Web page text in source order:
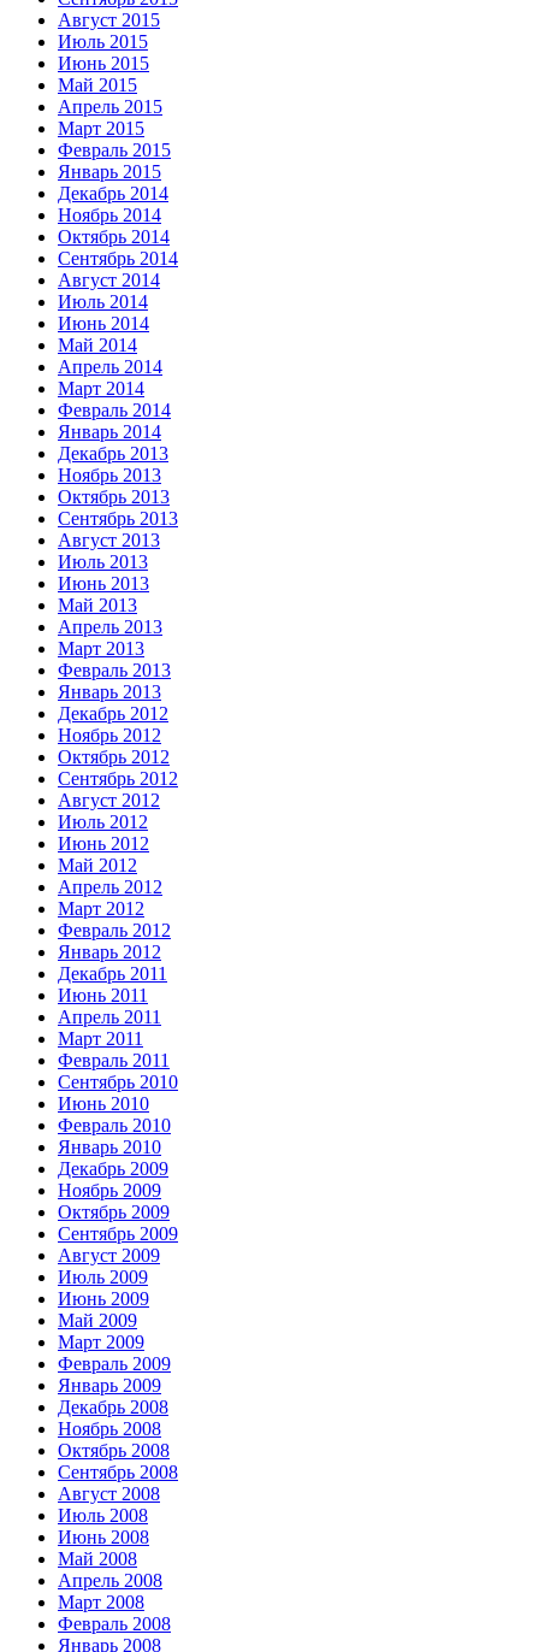
Август 2015
Июль 2015
Июнь 2015
Май 2015
Апрель 2015
Март 2015
Февраль 2015
Январь 2015
Декабрь 2014
Ноябрь 2014
Октябрь 2014
Сентябрь 2014
Август 2014
Июль 2014
Июнь 2014
Май 2014
Апрель 2014
Март 2014
Февраль 2014
Январь 2014
Декабрь 2013
Ноябрь 2013
Октябрь 2013
Сентябрь 2013
Август 2013
Июль 2013
Июнь 2013
Май 2013
Апрель 2013
Март 2013
Февраль 2013
Январь 2013
Декабрь 2012
Ноябрь 2012
Октябрь 2012
Сентябрь 2012
Август 2012
Июль 2012
Июнь 2012
Май 2012
Апрель 2012
Март 2012
Февраль 2012
Январь 2012
Декабрь 2011
Июнь 2011
Апрель 2011
Март 2011
Февраль 2011
Сентябрь 2010
Июнь 2010
Февраль 2010
Январь 2010
Декабрь 2009
Ноябрь 2009
Октябрь 2009
Сентябрь 2009
Август 2009
Июль 2009
Июнь 2009
Май 2009
Март 2009
Февраль 2009
Январь 2009
Декабрь 2008
Ноябрь 2008
Октябрь 2008
Сентябрь 2008
Август 2008
Июль 2008
Июнь 2008
Май 2008
Апрель 2008
Март 2008
Февраль 2008
Январь 2008